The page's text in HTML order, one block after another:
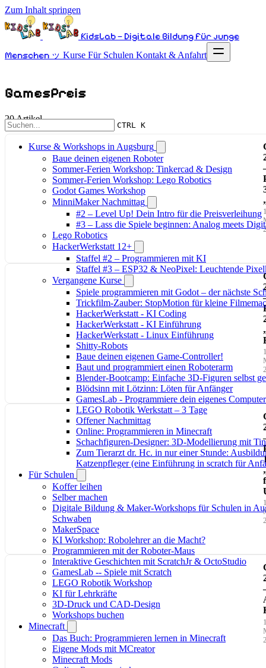
Zum Inhalt springen
KidsLab – Digitale Bildung für junge
Menschen ッ Kurse Für Schulen Kontakt & Anfahrt
CTRL K
Kurse & Workshops in Augsburg
Baue deinen eigenen Roboter
Sommer-Ferien Workshop: Tinkercad & Design
Sommer-Ferien Workshop: Lego Robotics
Godot Games Workshop
MinniMaker Nachmittag
#2 – Level Up! Dein Intro für die Preisverleihung
#3 – Lass die Spiele beginnen: Analog meets
Lego Robotics
HackerWerkstatt 12+
Staffel #2 – Programmieren mit KI
Staffel #3 – ESP32 & NeoPixel: Leuchtende
Vergangene Kurse
Spiele programmieren mit Godot – der nächste
Trickfilm-Zauber: StopMotion für kleine
HackerWerkstatt - KI Coding
HackerWerkstatt - KI Einführung
HackerWerkstatt - Linux Einführung
Shitty-Robots
Baue deinen eigenen Game-Controller!
Baut und programmiert einen Roboterarm
Blender-Bootcamp: Einfache 3D-Figuren selbst
Blödsinn mit Lötzinn: Löten für Anfänger
GamesLab - Programmiere dein eigenes
LEGO Robotik Werkstatt – 3 Tage
Offener Nachmittag
Online: Programmieren in Minecraft
Schachfiguren-Designer: 3D-Modellierung mit
Zum Tierarzt dr. Hc. in nur einer Stunde:
Katzenpfleger (eine Einführung in scratch für
Für Schulen
Koffer leihen
Selber machen
Digitale Bildung & Maker-Workshops für Schulen in
Schwaben
MakerSpace
KI Workshop: Robolehrer an die Macht?
Programmieren mit der Roboter-Maus
Interaktive Geschichten mit ScratchJr & OctoStudio
GamesLab -- Spiele mit Scratch
LEGO Robotik Workshop
KI für Lehrkräfte
3D-Druck und CAD-Design
Workshops buchen
Minecraft
Das Buch: Programmieren lernen in Minecraft
Eigene Mods mit MCreator
Minecraft Mods
GamesPreis
20 Artikel